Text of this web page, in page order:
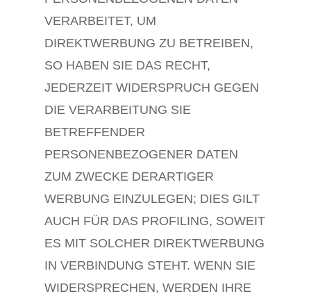
VERARBEITET, UM
DIREKTWERBUNG ZU BETREIBEN,
SO HABEN SIE DAS RECHT,
JEDERZEIT WIDERSPRUCH GEGEN
DIE VERARBEITUNG SIE
BETREFFENDER
PERSONENBEZOGENER DATEN
ZUM ZWECKE DERARTIGER
WERBUNG EINZULEGEN; DIES GILT
AUCH FÜR DAS PROFILING, SOWEIT
ES MIT SOLCHER DIREKTWERBUNG
IN VERBINDUNG STEHT. WENN SIE
WIDERSPRECHEN, WERDEN IHRE